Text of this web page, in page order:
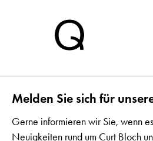
Melden Sie sich für
Gerne informieren wir Sie, wenn
Neuigkeiten rund um Curt Bloch